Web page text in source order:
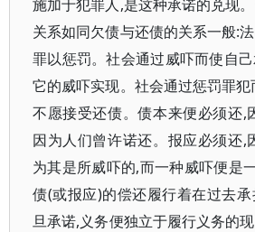
施加于犯罪人,是这种承诺的兑现
关系如同欠债与还债的关系一般:
罪以惩罚。社会通过威吓而使自
它的威吓实现。社会通过惩罚罪
不愿接受还债。债本来便必须还,
因为人们曾许诺还。报应必须还,
为其是所威吓的,而一种威吓便是
债(或报应)的偿还履行着在过去
旦承诺,义务便独立于履行义务的